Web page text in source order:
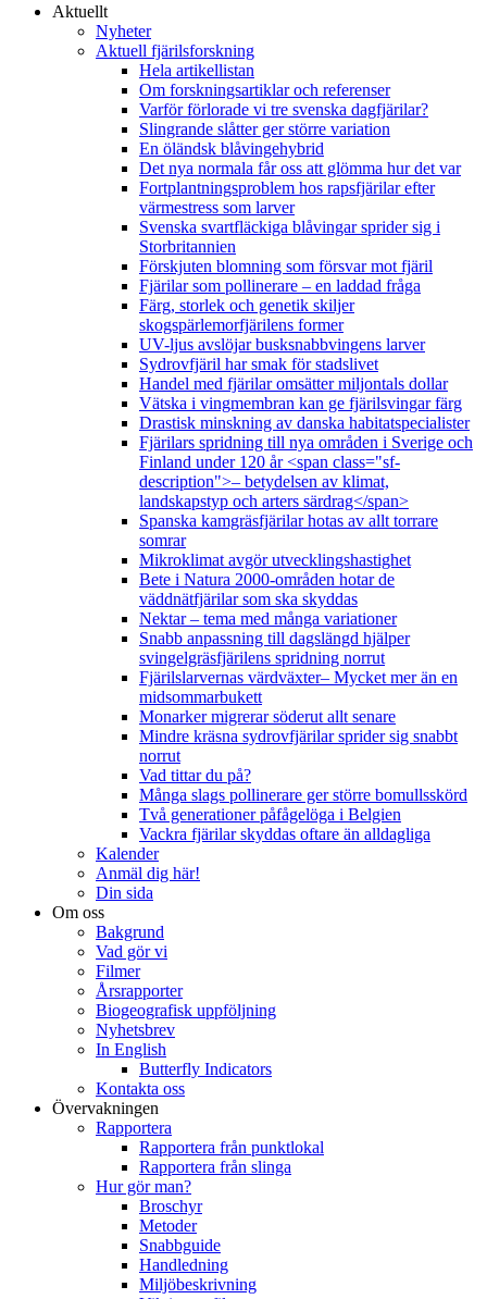
Aktuellt
Nyheter
Aktuell fjärilsforskning
Hela artikellistan
Om forskningsartiklar och referenser
Varför förlorade vi tre svenska dagfjärilar?
Slingrande slåtter ger större variation
En öländsk blåvingehybrid
Det nya normala får oss att glömma hur det var
Fortplantningsproblem hos rapsfjärilar efter
värmestress som larver
Svenska svartfläckiga blåvingar sprider sig i
Storbritannien
Förskjuten blomning som försvar mot fjäril
Fjärilar som pollinerare – en laddad fråga
Färg, storlek och genetik skiljer
skogspärlemorfjärilens former
UV-ljus avslöjar busksnabbvingens larver
Sydrovfjäril har smak för stadslivet
Handel med fjärilar omsätter miljontals dollar
Vätska i vingmembran kan ge fjärilsvingar färg
Drastisk minskning av danska habitatspecialister
Fjärilars spridning till nya områden i Sverige och
Finland under 120 år <span class="sf-
description">– betydelsen av klimat,
landskapstyp och arters särdrag</span>
Spanska kamgräsfjärilar hotas av allt torrare
somrar
Mikroklimat avgör utvecklingshastighet
Bete i Natura 2000-områden hotar de
väddnätfjärilar som ska skyddas
Nektar – tema med många variationer
Snabb anpassning till dagslängd hjälper
svingelgräsfjärilens spridning norrut
Fjärilslarvernas värdväxter– Mycket mer än en
midsommarbukett
Monarker migrerar söderut allt senare
Mindre kräsna sydrovfjärilar sprider sig snabbt
norrut
Vad tittar du på?
Många slags pollinerare ger större bomullsskörd
Två generationer påfågelöga i Belgien
Vackra fjärilar skyddas oftare än alldagliga
Kalender
Anmäl dig här!
Din sida
Om oss
Bakgrund
Vad gör vi
Filmer
Årsrapporter
Biogeografisk uppföljning
Nyhetsbrev
In English
Butterfly Indicators
Kontakta oss
Övervakningen
Rapportera
Rapportera från punktlokal
Rapportera från slinga
Hur gör man?
Broschyr
Metoder
Snabbguide
Handledning
Miljöbeskrivning